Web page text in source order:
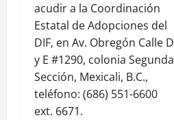
acudir a la Coordinación
Estatal de Adopciones del
DIF, en Av. Obregón Calle D
y E #1290, colonia Segunda
Sección, Mexicali, B.C.,
teléfono: (686) 551-6600
ext. 6671.